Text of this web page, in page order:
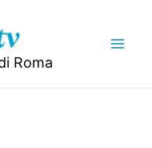
Roma